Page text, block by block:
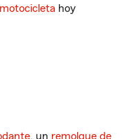
hoy
, un remolque de